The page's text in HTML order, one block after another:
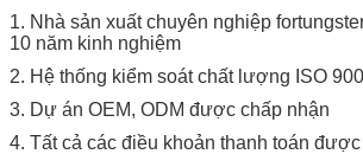
1. Nhà sản xuất chuyên nghiệp
10 năm kinh nghiệm
2. Hệ thống kiểm soát chất lượng ISO
3. Dự án OEM, ODM được chấp nhận
4. Tất cả các điều khoản thanh toán